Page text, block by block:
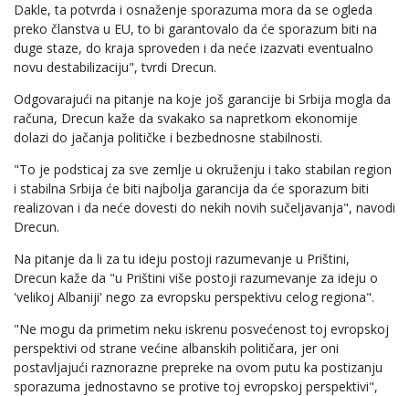
Dakle, ta potvrda i osnaženje sporazuma mora da se ogleda
preko članstva u EU, to bi garantovalo da će sporazum biti na
duge staze, do kraja sproveden i da neće izazvati eventualno
novu destabilizaciju", tvrdi Drecun.
Odgovarajući na pitanje na koje još garancije bi Srbija mogla da
računa, Drecun kaže da svakako sa napretkom ekonomije
dolazi do jačanja političke i bezbednosne stabilnosti.
"To je podsticaj za sve zemlje u okruženju i tako stabilan region
i stabilna Srbija će biti najbolja garancija da će sporazum biti
realizovan i da neće dovesti do nekih novih sučeljavanja", navodi
Drecun.
Na pitanje da li za tu ideju postoji razumevanje u Prištini,
Drecun kaže da "u Prištini više postoji razumevanje za ideju o
'velikoj Albaniji' nego za evropsku perspektivu celog regiona".
"Ne mogu da primetim neku iskrenu posvećenost toj evropskoj
perspektivi od strane većine albanskih političara, jer oni
postavljajući raznorazne prepreke na ovom putu ka postizanju
sporazuma jednostavno se protive toj evropskoj perspektivi",